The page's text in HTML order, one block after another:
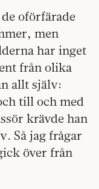
oförfärade
men
har inget
från olika
allt själv:
till och med
krävde han
Så jag frågar
över från